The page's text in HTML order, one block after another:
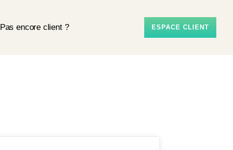
Pas encore client ? ESPACE CLIENT